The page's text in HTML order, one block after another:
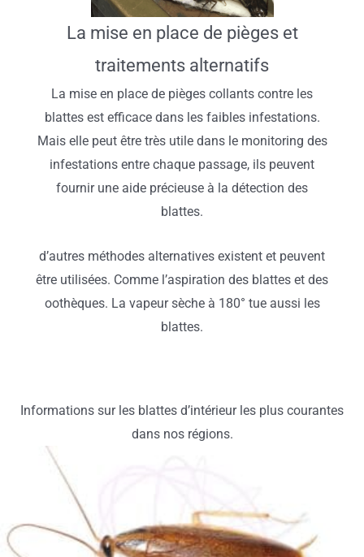
La mise en place de pièges et
traitements alternatifs
La mise en place de pièges collants contre les
blattes est efficace dans les faibles infestations.
Mais elle peut être très utile dans le monitoring des
infestations entre chaque passage, ils peuvent
fournir une aide précieuse à la détection des
blattes.
d’autres méthodes alternatives existent et peuvent
être utilisées. Comme l’aspiration des blattes et des
oothèques. La vapeur sèche à 180° tue aussi les
blattes.
Informations sur les blattes d’intérieur les plus courantes
dans nos régions.